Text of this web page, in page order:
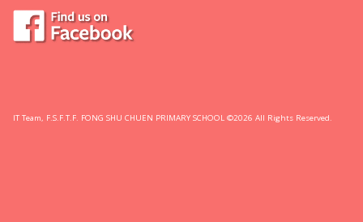
IT Team, F.S.F.T.F. FONG SHU CHUEN PRIMARY SCHOOL ©2026 All Rights Reserved.